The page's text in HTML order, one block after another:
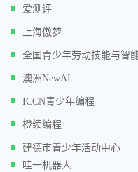
爱测评
上海傲梦
全国青少年劳动技能与智
澳洲NewAI
ICCN青少年编程
橙续编程
建德市青少年活动中心
哇一机器人